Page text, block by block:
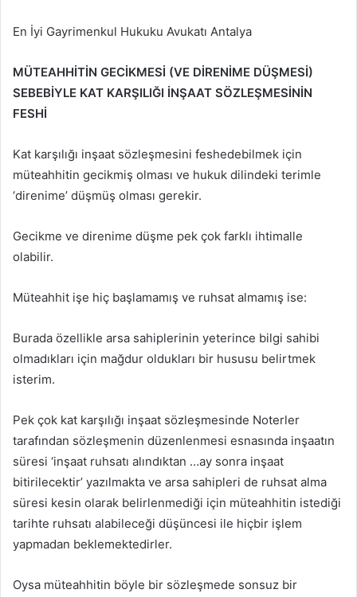
En İyi Gayrimenkul Hukuku Avukatı Antalya
MÜTEAHHİTİN GECİKMESİ (VE DİRENİME DÜŞMESİ)
SEBEBİYLE KAT KARŞILIĞI İNŞAAT SÖZLEŞMESİNİN
FESHİ
Kat karşılığı inşaat sözleşmesini feshedebilmek için
müteahhitin gecikmiş olması ve hukuk dilindeki terimle
‘direnime’ düşmüş olması gerekir.
Gecikme ve direnime düşme pek çok farklı ihtimalle
olabilir.
Müteahhit işe hiç başlamamış ve ruhsat almamış ise:
Burada özellikle arsa sahiplerinin yeterince bilgi sahibi
olmadıkları için mağdur oldukları bir hususu belirtmek
isterim.
Pek çok kat karşılığı inşaat sözleşmesinde Noterler
tarafından sözleşmenin düzenlenmesi esnasında inşaatın
süresi ‘inşaat ruhsatı alındıktan …ay sonra inşaat
bitirilecektir’ yazılmakta ve arsa sahipleri de ruhsat alma
süresi kesin olarak belirlenmediği için müteahhitin istediği
tarihte ruhsatı alabileceği düşüncesi ile hiçbir işlem
yapmadan beklemektedirler.
Oysa müteahhitin böyle bir sözleşmede sonsuz bir